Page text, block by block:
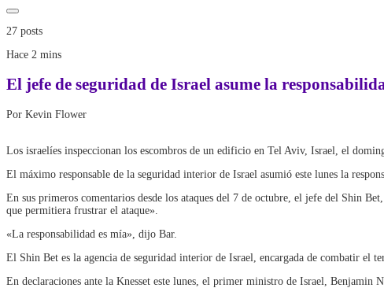
27 posts
Hace 2 mins
El jefe de seguridad de Israel asume la
Por Kevin Flower
Los israelíes inspeccionan los escombros de un edificio en Tel Aviv, Israel, el
El máximo responsable de la seguridad interior de Israel asumió este lunes la
En sus primeros comentarios desde los ataques del 7 de octubre, el jefe del Shin
que permitiera frustrar el ataque».
«La responsabilidad es mía», dijo Bar.
El Shin Bet es la agencia de seguridad interior de Israel, encargada de combatir el
En declaraciones ante la Knesset este lunes, el primer ministro de Israel, Benjamin